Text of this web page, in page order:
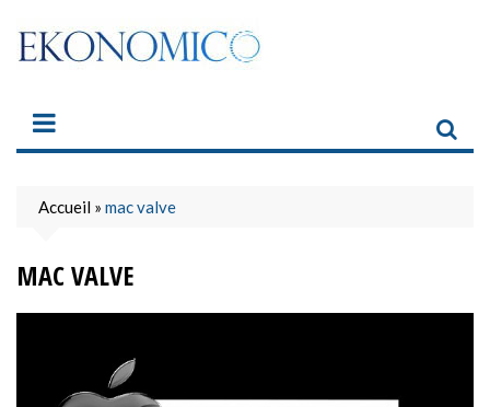
content
Accueil » mac valve
MAC VALVE